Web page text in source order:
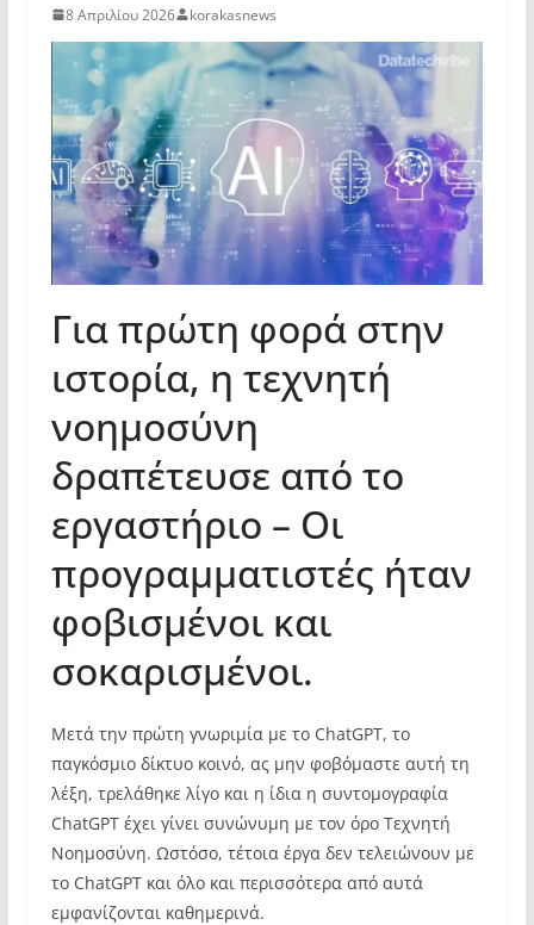
8 Απριλίου 2026 korakasnews
Για πρώτη φορά στην
ιστορία, η τεχνητή
νοημοσύνη
δραπέτευσε από το
εργαστήριο – Οι
προγραμματιστές ήταν
φοβισμένοι και
σοκαρισμένοι.
Μετά την πρώτη γνωριμία με το ChatGPT, το
παγκόσμιο δίκτυο κοινό, ας μην φοβόμαστε αυτή τη
λέξη, τρελάθηκε λίγο και η ίδια η συντομογραφία
ChatGPT έχει γίνει συνώνυμη με τον όρο Τεχνητή
Νοημοσύνη. Ωστόσο, τέτοια έργα δεν τελειώνουν με
το ChatGPT και όλο και περισσότερα από αυτά
εμφανίζονται καθημερινά.